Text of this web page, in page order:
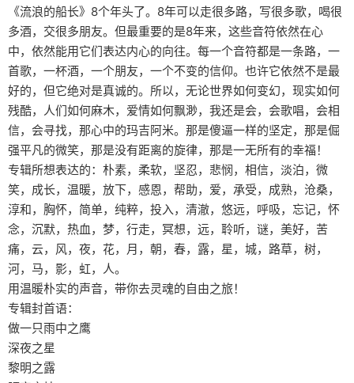
《流浪的船长》8个年头了。8年可以走很多路，写很多歌，喝很
多酒，交很多朋友。但最重要的是8年来，这些音符依然在心
中，依然能用它们表达内心的向往。每一个音符都是一条路，一
首歌，一杯酒，一个朋友，一个不变的信仰。也许它依然不是最
好的，但它绝对是真诚的。所以，无论世界如何变幻，现实如何
残酷，人们如何麻木，爱情如何飘渺，我还是会，会歌唱，会相
信，会寻找，那心中的玛吉阿米。那是傻逼一样的坚定，那是倔
强平凡的微笑，那是没有距离的旋律，那是一无所有的幸福！
专辑所想表达的：朴素，柔软，坚忍，悲悯，相信，淡泊，微
笑，成长，温暖，放下，感恩，帮助，爱，承受，成熟，沧桑，
淳和，胸怀，简单，纯粹，投入，清澈，悠远，呼吸，忘记，怀
念，沉默，热血，梦，行走，冥想，远，聆听，谜，美好，苦
痛，云，风，夜，花，月，朝，春，露，星，城，路草，树，
河，马，影，虹，人。
用温暖朴实的声音，带你去灵魂的自由之旅！
专辑封首语：
做一只雨中之鹰
深夜之星
黎明之露